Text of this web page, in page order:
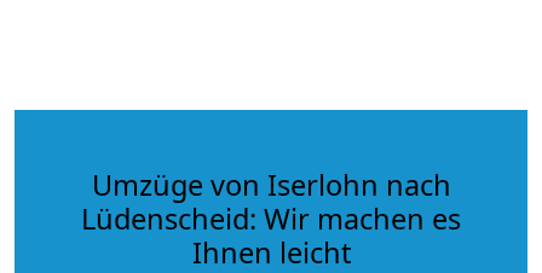
Umzüge von Iserlohn nach
Lüdenscheid: Wir machen es
Ihnen leicht